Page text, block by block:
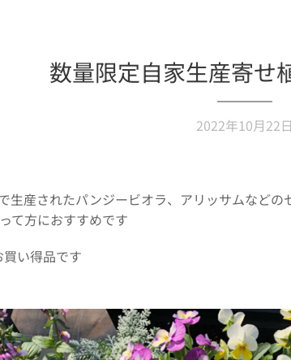
数量限定自家生産寄せ
2022年10月22日
生産されたパンジービオラ、アリッサムなどの
て方におすすめです✨
い得品です✨